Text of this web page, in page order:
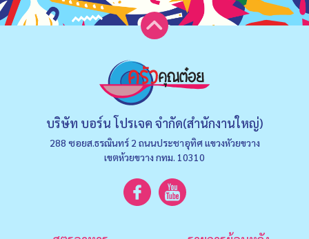
บริษัท บอร์น โปรเจค จำกัด(สำนักงานใหญ่)
288 ซอยส.ธรณินทร์ 2 ถนนประชาอุทิศ แขวงหัวยขวาง
เขตห้วยขวาง กทม. 10310